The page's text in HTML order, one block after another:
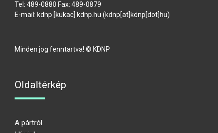
Tel: 489-0880 Fax: 489-0879
E-mail: kdnp [kukac] kdnp.hu (kdnp[at]kdnp[dot]hu)
Minden jog fenntartva! © KDNP
Oldaltérkép
A pártról